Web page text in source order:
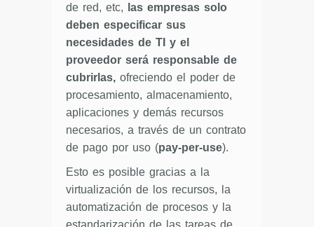
de red, etc, las empresas solo
deben especificar sus
necesidades de TI y el
proveedor será responsable de
cubrirlas, ofreciendo el poder de
procesamiento, almacenamiento,
aplicaciones y demás recursos
necesarios, a través de un contrato
de pago por uso (pay-per-use).
Esto es posible gracias a la
virtualización de los recursos, la
automatización de procesos y la
estandarización de las tareas de